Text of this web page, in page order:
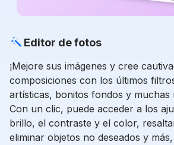
Editor de fotos
¡Mejore sus imágenes y cree
composiciones con los últimos
artísticas, bonitos fondos y muchas
Con un clic, puede acceder a los
brillo, el contraste y el color,
eliminar objetos no deseados y